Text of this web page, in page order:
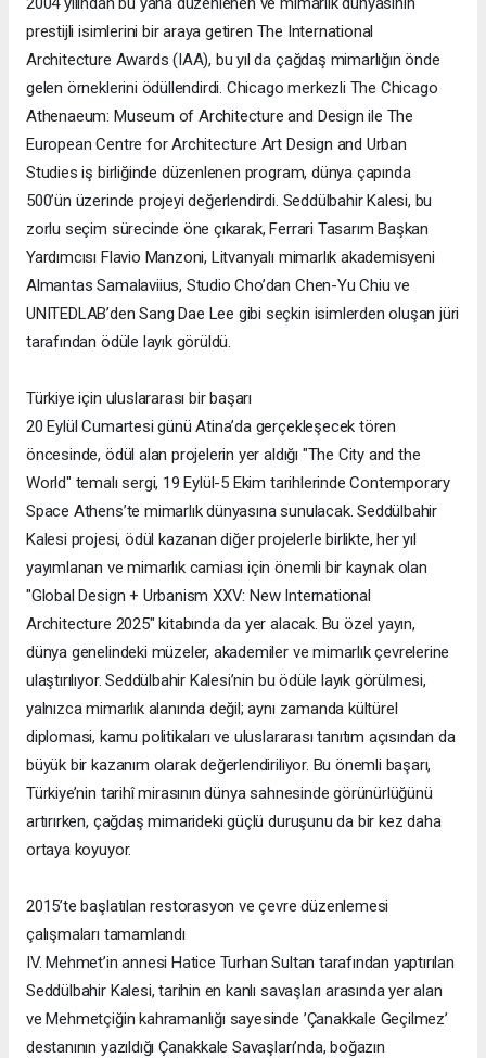
prestijli isimlerini bir araya getiren The International
Architecture Awards (IAA), bu yıl da çağdaş mimarlığın önde
gelen örneklerini ödüllendirdi. Chicago merkezli The Chicago
Athenaeum: Museum of Architecture and Design ile The
European Centre for Architecture Art Design and Urban
Studies iş birliğinde düzenlenen program, dünya çapında
500’ün üzerinde projeyi değerlendirdi. Seddülbahir Kalesi, bu
zorlu seçim sürecinde öne çıkarak, Ferrari Tasarım Başkan
Yardımcısı Flavio Manzoni, Litvanyalı mimarlık akademisyeni
Almantas Samalaviius, Studio Cho’dan Chen-Yu Chiu ve
UNITEDLAB’den Sang Dae Lee gibi seçkin isimlerden oluşan jüri
tarafından ödüle layık görüldü.
Türkiye için uluslararası bir başarı
20 Eylül Cumartesi günü Atina’da gerçekleşecek tören
öncesinde, ödül alan projelerin yer aldığı "The City and the
World" temalı sergi, 19 Eylül-5 Ekim tarihlerinde Contemporary
Space Athens’te mimarlık dünyasına sunulacak. Seddülbahir
Kalesi projesi, ödül kazanan diğer projelerle birlikte, her yıl
yayımlanan ve mimarlık camiası için önemli bir kaynak olan
"Global Design + Urbanism XXV: New International
Architecture 2025" kitabında da yer alacak. Bu özel yayın,
dünya genelindeki müzeler, akademiler ve mimarlık çevrelerine
ulaştırılıyor. Seddülbahir Kalesi’nin bu ödüle layık görülmesi,
yalnızca mimarlık alanında değil; aynı zamanda kültürel
diplomasi, kamu politikaları ve uluslararası tanıtım açısından da
büyük bir kazanım olarak değerlendiriliyor. Bu önemli başarı,
Türkiye’nin tarihî mirasının dünya sahnesinde görünürlüğünü
artırırken, çağdaş mimarideki güçlü duruşunu da bir kez daha
ortaya koyuyor.
2015’te başlatılan restorasyon ve çevre düzenlemesi
çalışmaları tamamlandı
IV. Mehmet’in annesi Hatice Turhan Sultan tarafından yaptırılan
Seddülbahir Kalesi, tarihin en kanlı savaşları arasında yer alan
ve Mehmetçiğin kahramanlığı sayesinde ’Çanakkale Geçilmez’
destanının yazıldığı Çanakkale Savaşları’nda, boğazın